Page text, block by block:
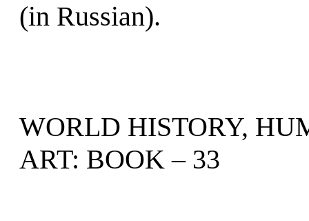
(in Russian).
WORLD HISTORY,
ART: BOOK – 33